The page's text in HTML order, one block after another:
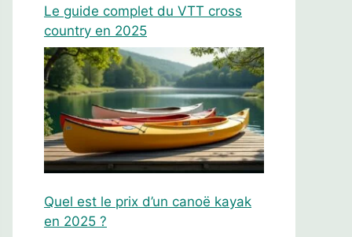
Le guide complet du VTT cross
country en 2025
Quel est le prix d’un canoë kayak
en 2025 ?